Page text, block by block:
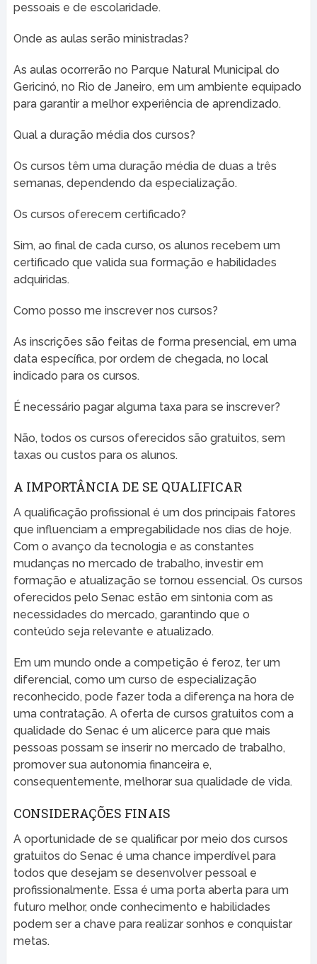
pessoais e de escolaridade.
Onde as aulas serão ministradas?
As aulas ocorrerão no Parque Natural Municipal do
Gericinó, no Rio de Janeiro, em um ambiente equipado
para garantir a melhor experiência de aprendizado.
Qual a duração média dos cursos?
Os cursos têm uma duração média de duas a três
semanas, dependendo da especialização.
Os cursos oferecem certificado?
Sim, ao final de cada curso, os alunos recebem um
certificado que valida sua formação e habilidades
adquiridas.
Como posso me inscrever nos cursos?
As inscrições são feitas de forma presencial, em uma
data específica, por ordem de chegada, no local
indicado para os cursos.
É necessário pagar alguma taxa para se inscrever?
Não, todos os cursos oferecidos são gratuitos, sem
taxas ou custos para os alunos.
A IMPORTÂNCIA DE SE QUALIFICAR
A qualificação profissional é um dos principais fatores
que influenciam a empregabilidade nos dias de hoje.
Com o avanço da tecnologia e as constantes
mudanças no mercado de trabalho, investir em
formação e atualização se tornou essencial. Os cursos
oferecidos pelo Senac estão em sintonia com as
necessidades do mercado, garantindo que o
conteúdo seja relevante e atualizado.
Em um mundo onde a competição é feroz, ter um
diferencial, como um curso de especialização
reconhecido, pode fazer toda a diferença na hora de
uma contratação. A oferta de cursos gratuitos com a
qualidade do Senac é um alicerce para que mais
pessoas possam se inserir no mercado de trabalho,
promover sua autonomia financeira e,
consequentemente, melhorar sua qualidade de vida.
CONSIDERAÇÕES FINAIS
A oportunidade de se qualificar por meio dos cursos
gratuitos do Senac é uma chance imperdível para
todos que desejam se desenvolver pessoal e
profissionalmente. Essa é uma porta aberta para um
futuro melhor, onde conhecimento e habilidades
podem ser a chave para realizar sonhos e conquistar
metas.